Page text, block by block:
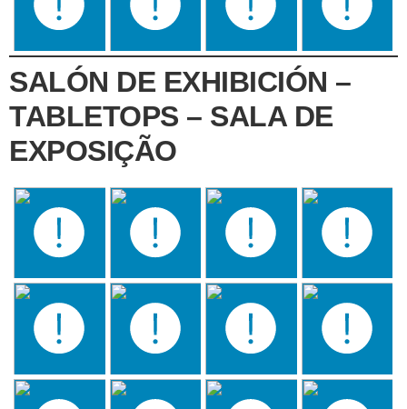
SALÓN DE EXHIBICIÓN –
TABLETOPS – SALA DE
EXPOSIÇÃO